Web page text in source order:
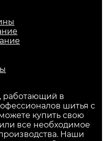
работающий в
шитья с
купить свою
все необходимое
Наши